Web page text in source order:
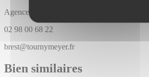
Agence Tourny meyer brest
02 98 00 68 22
brest@tournymeyer.fr
Bien similaires